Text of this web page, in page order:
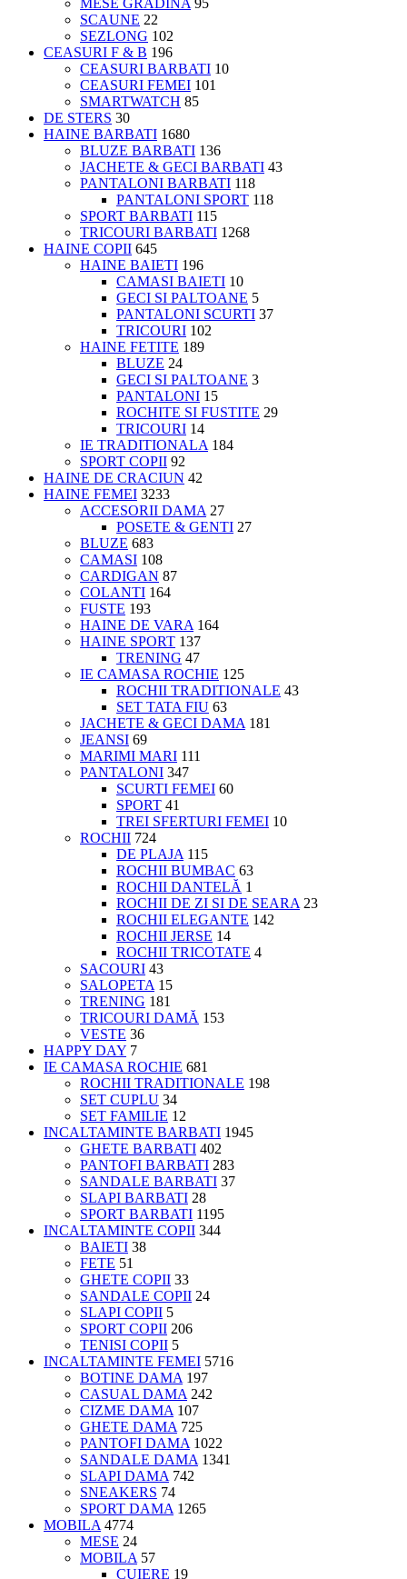
SCAUNE 22
SEZLONG 102
CEASURI F & B 196
CEASURI BARBATI 10
CEASURI FEMEI 101
SMARTWATCH 85
DE STERS 30
HAINE BARBATI 1680
BLUZE BARBATI 136
JACHETE & GECI BARBATI 43
PANTALONI BARBATI 118
PANTALONI SPORT 118
SPORT BARBATI 115
TRICOURI BARBATI 1268
HAINE COPII 645
HAINE BAIETI 196
CAMASI BAIETI 10
GECI SI PALTOANE 5
PANTALONI SCURTI 37
TRICOURI 102
HAINE FETITE 189
BLUZE 24
GECI SI PALTOANE 3
PANTALONI 15
ROCHITE SI FUSTITE 29
TRICOURI 14
IE TRADITIONALA 184
SPORT COPII 92
HAINE DE CRACIUN 42
HAINE FEMEI 3233
ACCESORII DAMA 27
POSETE & GENTI 27
BLUZE 683
CAMASI 108
CARDIGAN 87
COLANTI 164
FUSTE 193
HAINE DE VARA 164
HAINE SPORT 137
TRENING 47
IE CAMASA ROCHIE 125
ROCHII TRADITIONALE 43
SET TATA FIU 63
JACHETE & GECI DAMA 181
JEANSI 69
MARIMI MARI 111
PANTALONI 347
SCURTI FEMEI 60
SPORT 41
TREI SFERTURI FEMEI 10
ROCHII 724
DE PLAJA 115
ROCHII BUMBAC 63
ROCHII DANTELĂ 1
ROCHII DE ZI SI DE SEARA 23
ROCHII ELEGANTE 142
ROCHII JERSE 14
ROCHII TRICOTATE 4
SACOURI 43
SALOPETA 15
TRENING 181
TRICOURI DAMĂ 153
VESTE 36
HAPPY DAY 7
IE CAMASA ROCHIE 681
ROCHII TRADITIONALE 198
SET CUPLU 34
SET FAMILIE 12
INCALTAMINTE BARBATI 1945
GHETE BARBATI 402
PANTOFI BARBATI 283
SANDALE BARBATI 37
SLAPI BARBATI 28
SPORT BARBATI 1195
INCALTAMINTE COPII 344
BAIETI 38
FETE 51
GHETE COPII 33
SANDALE COPII 24
SLAPI COPII 5
SPORT COPII 206
TENISI COPII 5
INCALTAMINTE FEMEI 5716
BOTINE DAMA 197
CASUAL DAMA 242
CIZME DAMA 107
GHETE DAMA 725
PANTOFI DAMA 1022
SANDALE DAMA 1341
SLAPI DAMA 742
SNEAKERS 74
SPORT DAMA 1265
MOBILA 4774
MESE 24
MOBILA 57
CUIERE 19